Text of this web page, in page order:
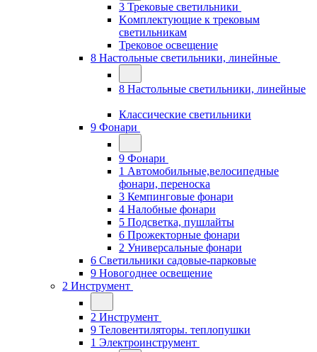
3 Трековые светильники
Kомплектующие к трековым
светильникам
Трековое освещение
8 Настольные светильники, линейные
8 Настольные светильники, линейные
Классические светильники
9 Фонари
9 Фонари
1 Автомобильные,велосипедные
фонари, переноска
3 Кемпинговые фонари
4 Налобные фонари
5 Подсветка, пушлайты
6 Прожекторные фонари
2 Универсальные фонари
6 Светильники садовые-парковые
9 Новогоднее освещение
2 Инструмент
2 Инструмент
9 Теловентиляторы. теплопушки
1 Электроинструмент